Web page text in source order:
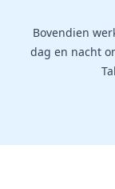
Bovendien
dag en nacht